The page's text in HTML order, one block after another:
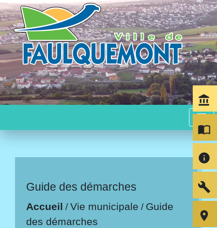
menu
Guide des démarches
Accueil /Vie municipale / Guide
des démarches
account_balance
import_contacts
info
build
room